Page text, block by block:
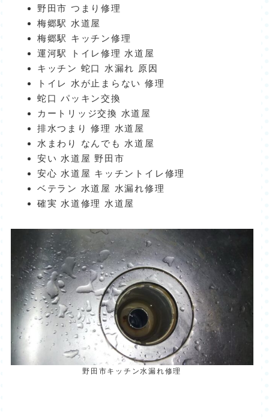
野田市 つまり修理
梅郷駅 水道屋
梅郷駅 キッチン修理
運河駅 トイレ修理 水道屋
キッチン 蛇口 水漏れ 原因
トイレ 水が止まらない 修理
蛇口 パッキン交換
カートリッジ交換 水道屋
排水つまり 修理 水道屋
水まわり なんでも 水道屋
安い 水道屋 野田市
安心 水道屋 キッチントイレ修理
ベテラン 水道屋 水漏れ修理
確実 水道修理 水道屋
野田市キッチン水漏れ修理